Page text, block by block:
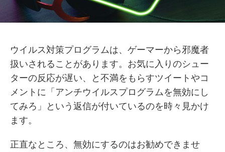
ウイルス対策プログラムは、ゲーマーから邪魔者
扱いされることがあります。お気に入りのシュー
ターの反応が遅い、と不満をもらすツイートやコ
メントに「アンチウイルスプログラムを無効にし
てみろ」という返信が付いているのを時々見かけ
ます。
正直なところ、無効にするのはお勧めできませ